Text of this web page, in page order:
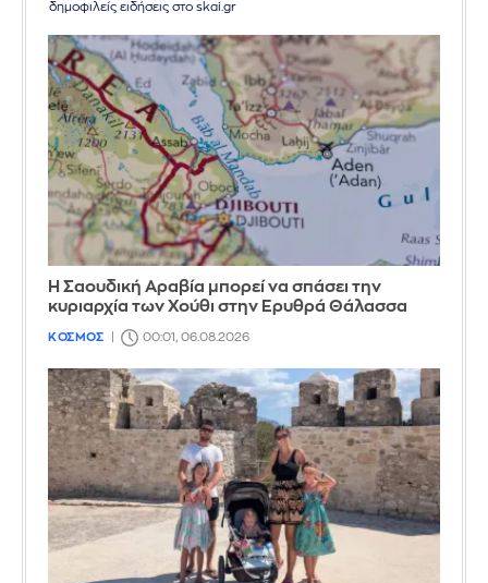
δημοφιλείς ειδήσεις στο skai.gr
Η Σαουδική Αραβία μπορεί να σπάσει την
κυριαρχία των Χούθι στην Ερυθρά Θάλασσα
ΚΟΣΜΟΣ 00:01, 06.08.2026